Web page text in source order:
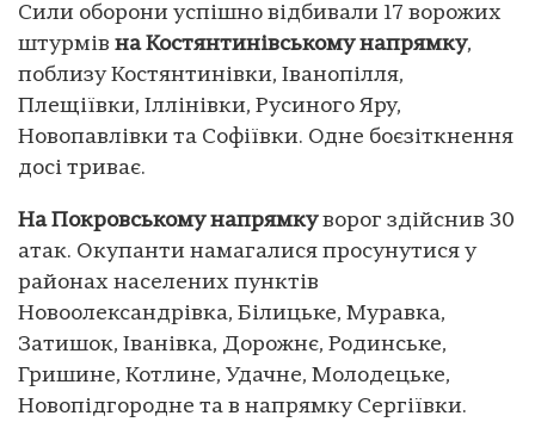
Сили оборони успішно відбивали 17 ворожих
штурмів на Костянтинівському напрямку,
поблизу Костянтинівки, Іванопілля,
Плещіївки, Іллінівки, Русиного Яру,
Новопавлівки та Софіївки. Одне боєзіткнення
досі триває.
На Покровському напрямкуворог здійснив 30
атак. Окупанти намагалися просунутися у
районах населених пунктів
Новоолександрівка, Білицьке, Муравка,
Затишок, Іванівка, Дорожнє, Родинське,
Гришине, Котлине, Удачне, Молодецьке,
Новопідгородне та в напрямку Сергіївки.